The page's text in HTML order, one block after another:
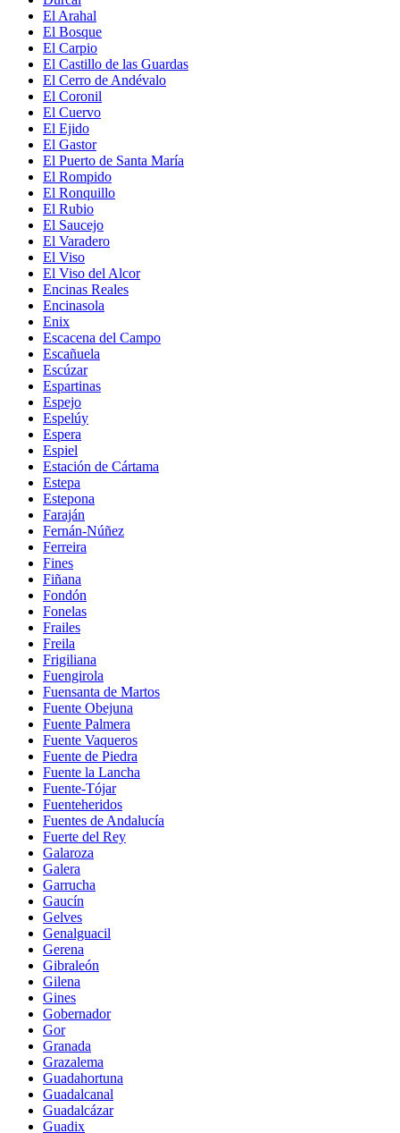
El Arahal
El Bosque
El Carpio
El Castillo de las Guardas
El Cerro de Andévalo
El Coronil
El Cuervo
El Ejido
El Gastor
El Puerto de Santa María
El Rompido
El Ronquillo
El Rubio
El Saucejo
El Varadero
El Viso
El Viso del Alcor
Encinas Reales
Encinasola
Enix
Escacena del Campo
Escañuela
Escúzar
Espartinas
Espejo
Espelúy
Espera
Espiel
Estación de Cártama
Estepa
Estepona
Faraján
Fernán-Núñez
Ferreira
Fines
Fiñana
Fondón
Fonelas
Frailes
Freila
Frigiliana
Fuengirola
Fuensanta de Martos
Fuente Obejuna
Fuente Palmera
Fuente Vaqueros
Fuente de Piedra
Fuente la Lancha
Fuente-Tójar
Fuenteheridos
Fuentes de Andalucía
Fuerte del Rey
Galaroza
Galera
Garrucha
Gaucín
Gelves
Genalguacil
Gerena
Gibraleón
Gilena
Gines
Gobernador
Gor
Granada
Grazalema
Guadahortuna
Guadalcanal
Guadalcázar
Guadix